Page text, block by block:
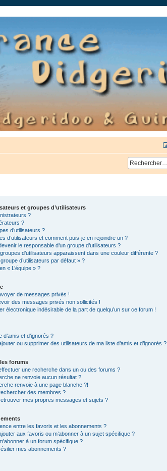
et groupes d’utilisateurs
?
?
d’utilisateurs ?
d’utilisateurs et comment puis-je en rejoindre un ?
le responsable d’un groupe d’utilisateurs ?
d’utilisateurs apparaissent dans une couleur différente ?
groupe d’utilisateurs par défaut » ?
« L’équipe » ?
de messages privés !
des messages privés non sollicités !
électronique indésirable de la part de quelqu’un sur ce forum !
et d’ignorés ?
ou supprimer des utilisateurs de ma liste d’amis et d’ignorés ?
forums
une recherche dans un ou des forums ?
ne renvoie aucun résultat ?
renvoie à une page blanche ?!
des membres ?
mes propres messages et sujets ?
entre les favoris et les abonnements ?
aux favoris ou m’abonner à un sujet spécifique ?
à un forum spécifique ?
mes abonnements ?